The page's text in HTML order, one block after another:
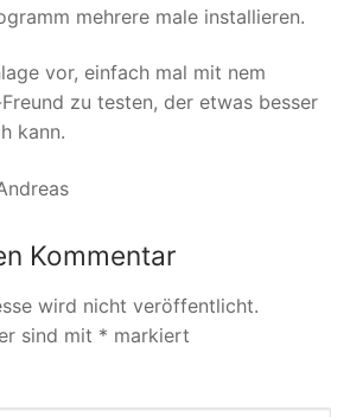
mehrere male installieren.
vor, einfach mal mit nem
zu testen, der etwas besser
kann.
Kommentar
wird nicht veröffentlicht.
sind mit * markiert